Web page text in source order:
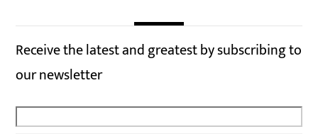
Receive the latest and greatest by subscribing to
our newsletter